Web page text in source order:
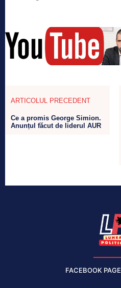
ARTICOLUL PRECEDENT
Ce a promis George Simion.
Anunțul făcut de liderul AUR
FACEBOOK PAGE